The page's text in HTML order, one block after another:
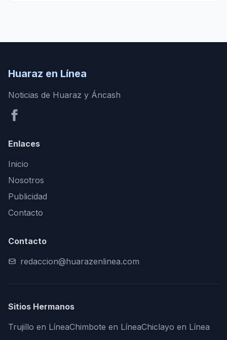
Huaraz en Línea
Noticias de Huaraz y Áncash
Enlaces
Inicio
Nosotros
Publicidad
Contacto
Contacto
redaccion@huarazenlinea.com
Sitios Hermanos
Trujillo en LíneaChimbote en LíneaChiclayo en Línea